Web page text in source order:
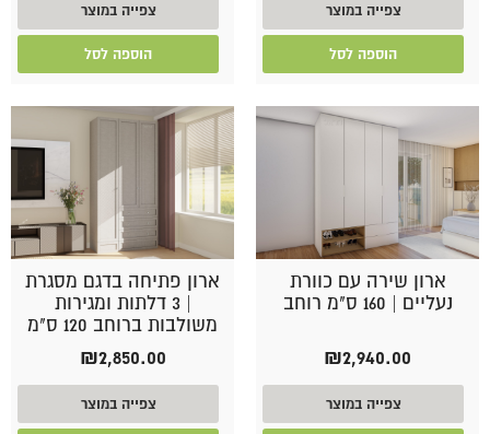
צפייה במוצר
הוספה לסל
צפייה במוצר
הוספה לסל
ארון שירה עם כוורת
נעליים | 160 ס"מ רוחב
₪2,940.00
צפייה במוצר
ארון פתיחה בדגם מסגרת
| 3 דלתות ומגירות
משולבות ברוחב 120 ס"מ
₪2,850.00
צפייה במוצר